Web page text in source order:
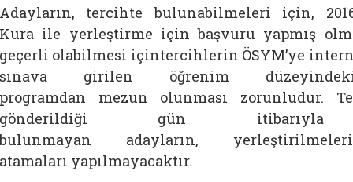
Adayların, tercihte bulunabilmeleri için,
Kura ile yerleştirme için başvuru yapmış
geçerli olabilmesi içintercihlerin ÖSYM’ye
sınava girilen öğrenim
programdan mezun olunması zorunludur.
gönderildiği gün
bulunmayan adayların,
atamaları yapılmayacaktır.